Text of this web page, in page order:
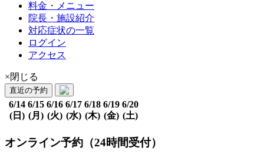
料金・メニュー
院長・施設紹介
対応症状の一覧
ログイン
アクセス
×閉じる
直近の予約
6/14
(日)
6/15
(月)
6/16
(火)
6/17
(水)
6/18
(木)
6/19
(金)
6/20
(土)
オンライン予約（24時間受付）